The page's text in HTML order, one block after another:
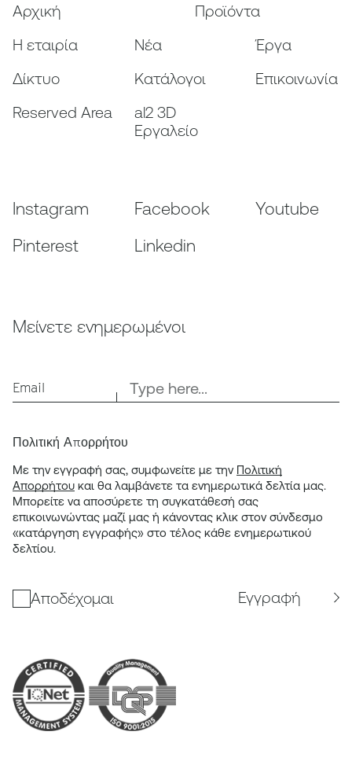
Αρχική
Προϊόντα
Η εταιρία
Nέα
Έργα
Δίκτυο
Κατάλογοι
Επικοινωνία
Reserved Area
al2 3D
Εργαλείο
Instagram Facebook
Youtube
Pinterest
Linkedin
Μείνετε ενημερωμένοι
Email
Πολιτική Απορρήτου
Με την εγγραφή σας, συμφωνείτε με την Πολιτική
Απορρήτου και θα λαμβάνετε τα ενημερωτικά δελτία μας.
Μπορείτε να αποσύρετε τη συγκατάθεσή σας
επικοινωνώντας μαζί μας ή κάνοντας κλικ στον σύνδεσμο
«κατάργηση εγγραφής» στο τέλος κάθε ενημερωτικού
δελτίου.
Αποδέχομαι Εγγραφή